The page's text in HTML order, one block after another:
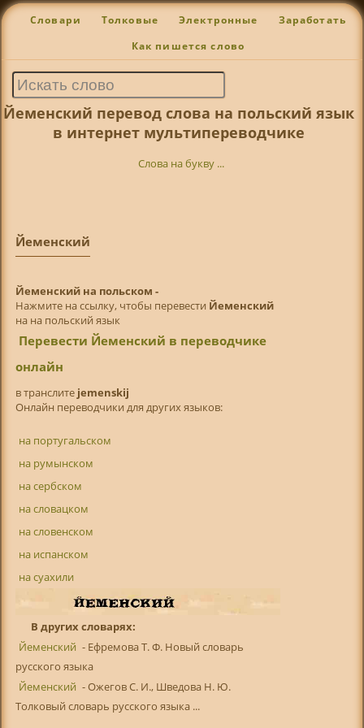
Словари Толковые Электронные Заработать
Как пишется слово
Йеменский перевод слова на польский язык
в интернет мультипереводчике
Слова на букву ...
Йеменский
Йеменский на польском -
Нажмите на ссылку, чтобы перевести Йеменский
на на польский язык
Перевести Йеменский в переводчике
онлайн
в транслитe jemenskij
Онлайн переводчики для других языков:
на португальском
на румынском
на сербском
на словацком
на словенском
на испанском
на суахили
В других словарях:
Йеменский - Ефремова Т. Ф. Новый словарь
русского языка
Йеменский - Ожегов С. И., Шведова Н. Ю.
Толковый словарь русского языка ...